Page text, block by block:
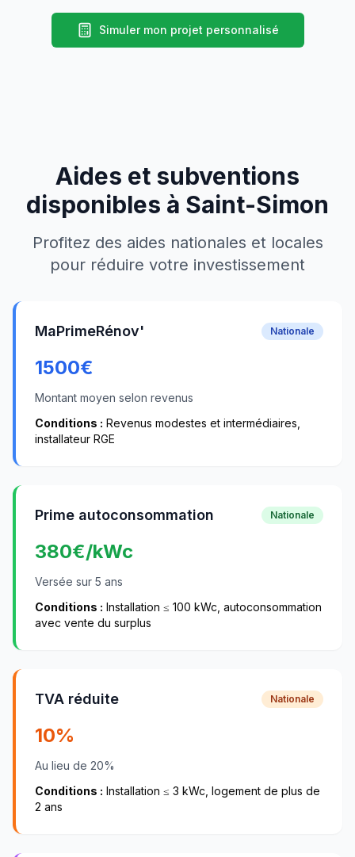
Simuler mon projet personnalisé
Aides et subventions
disponibles à Saint-Simon
Profitez des aides nationales et locales
pour réduire votre investissement
MaPrimeRénov' Nationale
1500€
Montant moyen selon revenus
Conditions : Revenus modestes et intermédiaires,
installateur RGE
Prime autoconsommation Nationale
380€/kWc
Versée sur 5 ans
Conditions : Installation ≤ 100 kWc, autoconsommation
avec vente du surplus
TVA réduite Nationale
10%
Au lieu de 20%
Conditions : Installation ≤ 3 kWc, logement de plus de
2 ans